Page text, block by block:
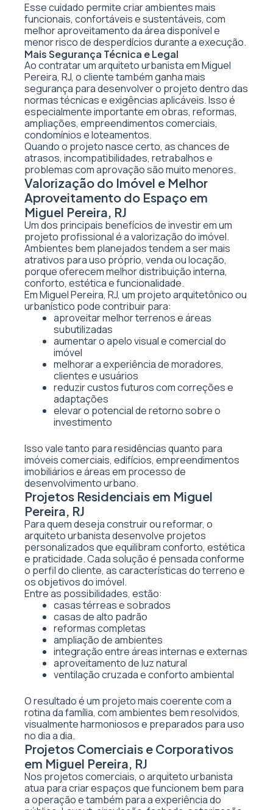
Esse cuidado permite criar ambientes mais
funcionais, confortáveis e sustentáveis, com
melhor aproveitamento da área disponível e
menor risco de desperdícios durante a execução.
Mais Segurança Técnica e Legal
Ao contratar um arquiteto urbanista em Miguel
Pereira, RJ, o cliente também ganha mais
segurança para desenvolver o projeto dentro das
normas técnicas e exigências aplicáveis. Isso é
especialmente importante em obras, reformas,
ampliações, empreendimentos comerciais,
condomínios e loteamentos.
Quando o projeto nasce certo, as chances de
atrasos, incompatibilidades, retrabalhos e
problemas com aprovação são muito menores.
Valorização do Imóvel e Melhor
Aproveitamento do Espaço em
Miguel Pereira, RJ
Um dos principais benefícios de investir em um
projeto profissional é a valorização do imóvel.
Ambientes bem planejados tendem a ser mais
atrativos para uso próprio, venda ou locação,
porque oferecem melhor distribuição interna,
conforto, estética e funcionalidade.
Em Miguel Pereira, RJ, um projeto arquitetônico ou
urbanístico pode contribuir para:
aproveitar melhor terrenos e áreas
subutilizadas
aumentar o apelo visual e comercial do
imóvel
melhorar a experiência de moradores,
clientes e usuários
reduzir custos futuros com correções e
adaptações
elevar o potencial de retorno sobre o
investimento
Isso vale tanto para residências quanto para
imóveis comerciais, edifícios, empreendimentos
imobiliários e áreas em processo de
desenvolvimento urbano.
Projetos Residenciais em Miguel
Pereira, RJ
Para quem deseja construir ou reformar, o
arquiteto urbanista desenvolve projetos
personalizados que equilibram conforto, estética
e praticidade. Cada solução é pensada conforme
o perfil do cliente, as características do terreno e
os objetivos do imóvel.
Entre as possibilidades, estão:
casas térreas e sobrados
casas de alto padrão
reformas completas
ampliação de ambientes
integração entre áreas internas e externas
aproveitamento de luz natural
ventilação cruzada e conforto ambiental
O resultado é um projeto mais coerente com a
rotina da família, com ambientes bem resolvidos,
visualmente harmoniosos e preparados para uso
no dia a dia.
Projetos Comerciais e Corporativos
em Miguel Pereira, RJ
Nos projetos comerciais, o arquiteto urbanista
atua para criar espaços que funcionem bem para
a operação e também para a experiência do